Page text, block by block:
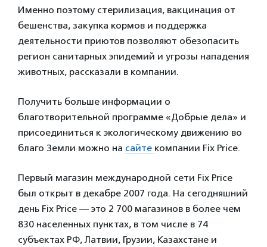
Именно поэтому стерилизация, вакцинация от
бешенства, закупка кормов и поддержка
деятельности приютов позволяют обезопасить
регион санитарных эпидемий и угрозы нападения
животных, рассказали в компании.
Получить больше информации о
благотворительной программе «Добрые дела» и
присоединиться к экологическому движению во
благо Земли можно на сайте компании Fix Price.
Первый магазин международной сети Fix Price
был открыт в декабре 2007 года. На сегодняшний
день Fix Price — это 2 700 магазинов в более чем
830 населенных пунктах, в том числе в 74
субъектах РФ, Латвии, Грузии, Казахстане и